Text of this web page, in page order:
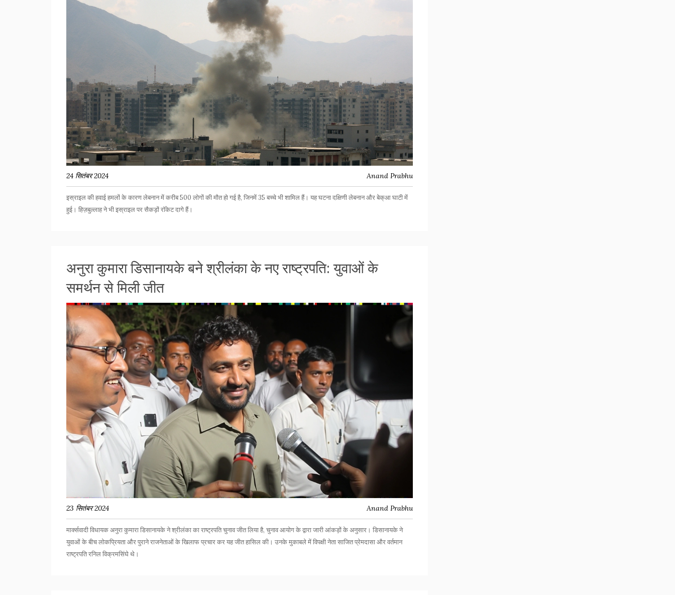
24 सितंबर 2024 Anand Prabhu
इस्राइल की हवाई हमलों के कारण लेबनान में करीब 500 लोगों की मौत हो गई है, जिनमें 35 बच्चे भी शामिल हैं। यह घटना दक्षिणी लेबनान और बेक्आ घाटी में
हुई। हिज़बुल्लाह ने भी इस्राइल पर सैकड़ों रॉकेट दागे हैं।
अनुरा कुमारा डिसानायके बने श्रीलंका के नए राष्ट्रपति: युवाओं के
समर्थन से मिली जीत
23 सितंबर 2024 Anand Prabhu
मार्क्सवादी विधायक अनुरा कुमारा डिसानायके ने श्रीलंका का राष्ट्रपति चुनाव जीत लिया है, चुनाव आयोग के द्वारा जारी आंकड़ों के अनुसार। डिसानायके ने
युवाओं के बीच लोकप्रियता और पुराने राजनेताओं के खिलाफ प्रचार कर यह जीत हासिल की। उनके मुकाबले में विपक्षी नेता साजित प्रेमदासा और वर्तमान
राष्ट्रपति रनिल विक्रमसिंघे थे।